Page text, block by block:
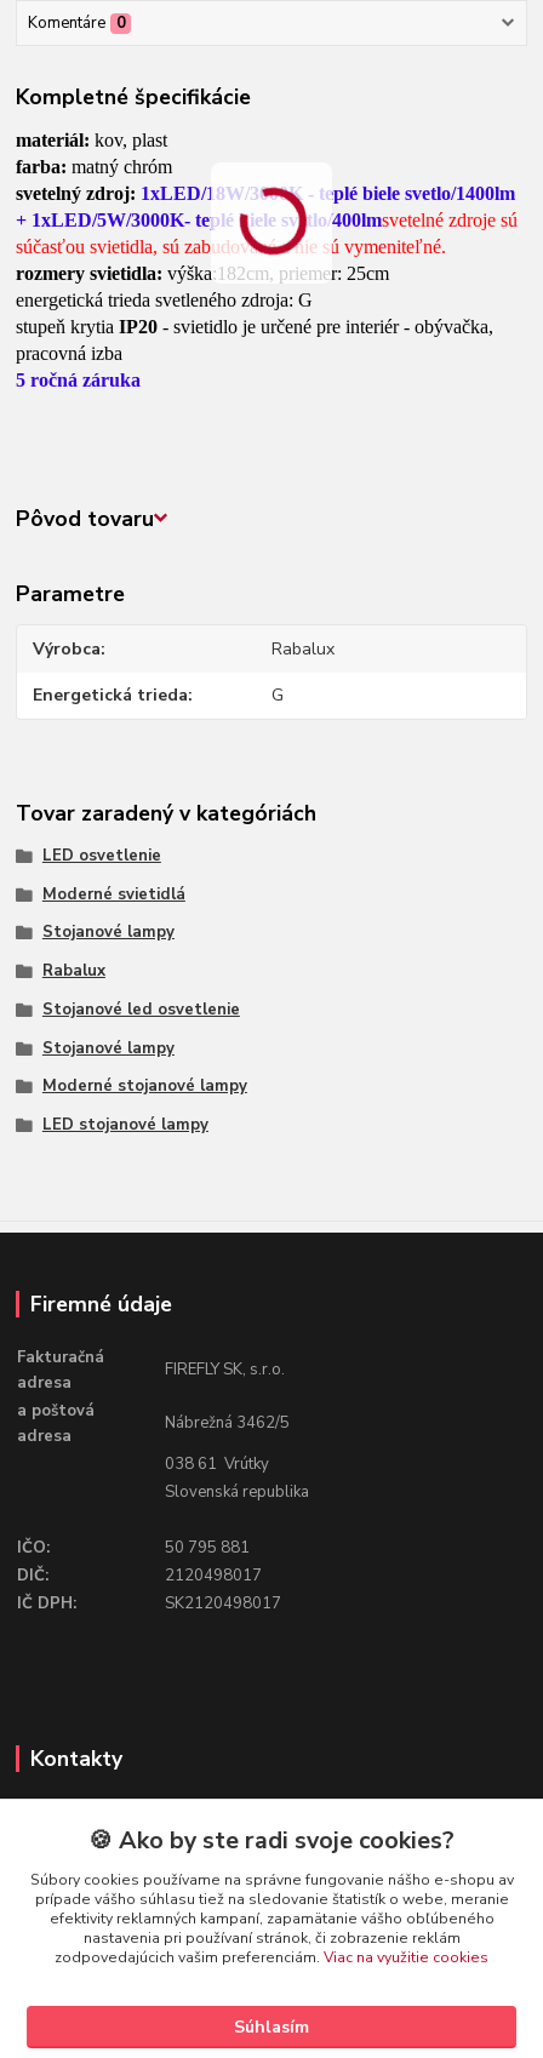
Komentáre 0
Kompletné špecifikácie
materiál: kov, plast
farba: matný chróm
svetelný zdroj: 1xLED/18W/3000K - teplé biele svetlo/1400lm
+ 1xLED/5W/3000K- teplé biele svetlo/400lmsvetelné zdroje sú
súčasťou svietidla, sú zabudované a nie sú vymeniteľné.
rozmery svietidla: výška:182cm, priemer: 25cm
energetická trieda svetleného zdroja: G
stupeň krytiaIP20- svietidlo je určené pre interiér - obývačka,
pracovná izba
5 ročná záruka
Pôvod tovaru
Parametre
Výrobca Rabalux
Energetická trieda G
Tovar zaradený v kategóriách
LED osvetlenie
Moderné svietidlá
Stojanové lampy
Rabalux
Stojanové led osvetlenie
Stojanové lampy
Moderné stojanové lampy
LED stojanové lampy
Firemné údaje
Fakturačná
adresa
FIREFLY SK, s.r.o.
a poštová
adresa
Nábrežná 3462/5
038 61 Vrútky
Slovenská republika
IČO:
50 795 881
DIČ:
2120498017
IČ DPH:
SK2120498017
Kontakty
FIREFLY SHOP
Mgr. Ivana Kirschnerová
+421 918 763 777
🍪 Ako by ste radi svoje cookies?
Súbory cookies používame na správne fungovanie nášho e-shopu av
prípade vášho súhlasu tiež na sledovanie štatistík o webe, meranie
efektivity reklamných kampaní, zapamätanie vášho obľúbeného
nastavenia pri používaní stránok, či zobrazenie reklám
zodpovedajúcich vašim preferenciám. Viac na využitie cookies
Súhlasím